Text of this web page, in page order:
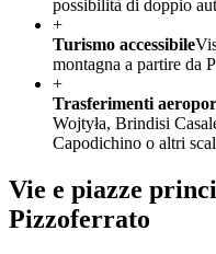
possibilità di doppio
+
Turismo accessibile
montagna a partire da
+
Trasferimenti
Wojtyła, Brindisi
Capodichino o altri
Vie e piazze
Pizzoferrato